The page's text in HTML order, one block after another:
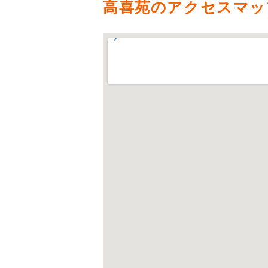
高喜苑のアクセスマ